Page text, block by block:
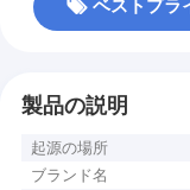
ベストプラ
製品の説明
起源の場所
ブランド名